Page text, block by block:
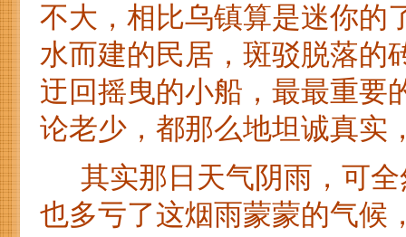
不大，相比乌镇算是迷你的
水而建的民居，斑驳脱落的
迂回摇曳的小船，最最重要
论老少，都那么地坦诚真实
其实那日天气阴雨，可全
也多亏了这烟雨蒙蒙的气候